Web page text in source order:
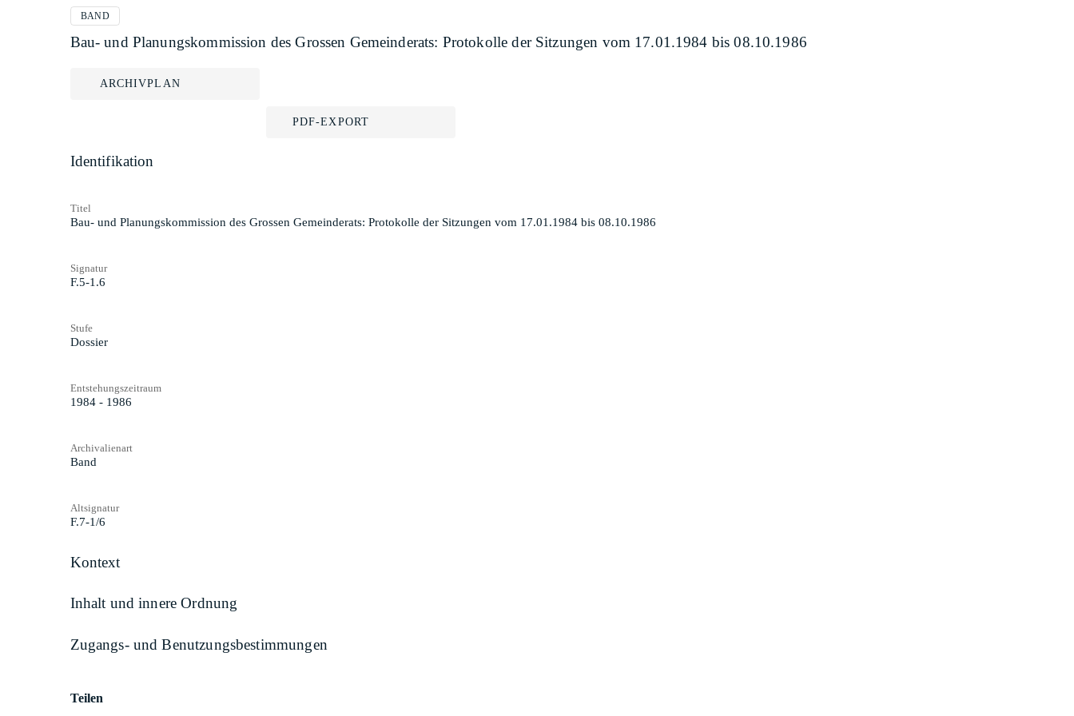
BAND
Bau- und Planungskommission des Grossen Gemeinderats: Protokolle der Sitzungen vom 17.01.1984 bis 08.10.1986
ARCHIVPLAN
PDF-EXPORT
Identifikation
Titel
Bau- und Planungskommission des Grossen Gemeinderats: Protokolle der Sitzungen vom 17.01.1984 bis 08.10.1986
Signatur
F.5-1.6
Stufe
Dossier
Entstehungszeitraum
1984 - 1986
Archivalienart
Band
Altsignatur
F.7-1/6
Kontext
Inhalt und innere Ordnung
Zugangs- und Benutzungsbestimmungen
Teilen